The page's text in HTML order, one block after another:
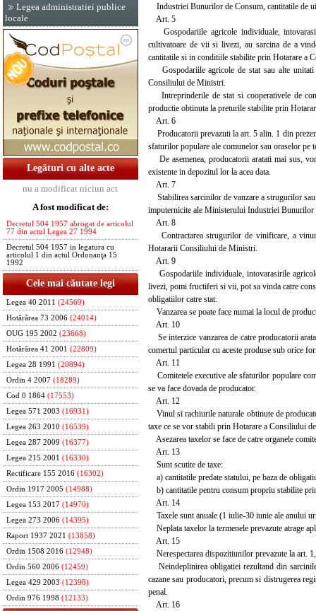
Legea administratiei publice
locale
Legături cu alte acte
nu a modificat niciun act
A fost modificat de:
Decretul 504 1957 abrogat de articolul
77 din actul Legea 27 1994
Decretul 504 1957 in legatura cu
articolul 1 din actul Ordonanţa 15
1992
Cele mai căutate legi
Legea 40 2011 (24569)
Hotărârea 73 2006 (24014)
OUG 195 2002 (23668)
Hotărârea 41 2001 (22809)
Legea 28 1991 (20894)
Ordin 4 2007 (18289)
Cod 0 1864 (17553)
Legea 571 2003 (16931)
Legea 263 2010 (16539)
Legea 287 2009 (16377)
Legea 215 2001 (16330)
Rectificare 155 2016 (16302)
Ordin 1917 2005 (14988)
Legea 153 2017 (14970)
Legea 273 2006 (14395)
Raport 1937 2021 (13858)
Ordin 1508 2016 (12948)
Ordin 560 2006 (12459)
Legea 429 2003 (12398)
Ordin 976 1998 (12133)
Industriei Bunurilor de Consum, cantitatile de
Art. 5
Gospodariile agricole individuale,
cultivatoare de vii si livezi, au sarcina de a
cantitatile si in conditiile stabilite prin Hotarare a
Gospodariile agricole de stat sau alte
Consiliului de Ministri.
Intreprinderile de stat si cooperativele de
productie obtinuta la preturile stabilite prin
Art. 6
Producatorii prevazuti la art. 5 alin. 1 din
sfaturilor populare ale comunelor sau oraselor pe
De asemenea, producatorii aratati mai sus,
existente in depozitul lor la acea data.
Art. 7
Stabilirea sarcinilor de vanzare a strugurilor
imputernicite ale Ministerului Industriei Bunurilor
Art. 8
Contractarea strugurilor de vinificare, a
Hotararii Consiliului de Ministri.
Art. 9
Gospodariile individuale, intovarasirile
livezi, pomi fructiferi si vii, pot sa vinda catre
obligatiilor catre stat.
Vanzarea se poate face numai la locul de
Art. 10
Se interzice vanzarea de catre producatorii
comertul particular cu aceste produse sub orice
Art. 11
Comitetele executive ale sfaturilor populare
se va face dovada de producator.
Art. 12
Vinul si rachiurile naturale obtinute de
taxe ce se vor stabili prin Hotarare a Consiliului
Asezarea taxelor se face de catre organele
Art. 13
Sunt scutite de taxe:
a) cantitatile predate statului, pe baza de
b) cantitatile pentru consum propriu stabilite
Art. 14
Taxele sunt anuale (1 iulie-30 iunie ale anului
Neplata taxelor la termenele prevazute atrage
Art. 15
Nerespectarea dispozitiunilor prevazute la art.
Neindeplinirea obligatiei rezultand din
cazane sau producatori, precum si distrugerea
penal.
Art. 16